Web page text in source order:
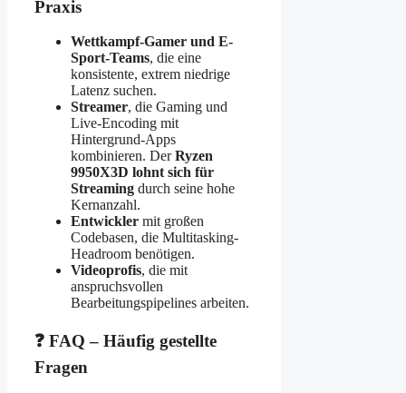
Praxis
Wettkampf-Gamer und E-
Sport-Teams, die eine
konsistente, extrem niedrige
Latenz suchen.
Streamer, die Gaming und
Live-Encoding mit
Hintergrund-Apps
kombinieren. DerRyzen
9950X3D lohnt sich für
Streaming durch seine hohe
Kernanzahl.
Entwickler mit großen
Codebasen, die Multitasking-
Headroom benötigen.
Videoprofis, die mit
anspruchsvollen
Bearbeitungspipelines arbeiten.
❓ FAQ – Häufig gestellte
Fragen